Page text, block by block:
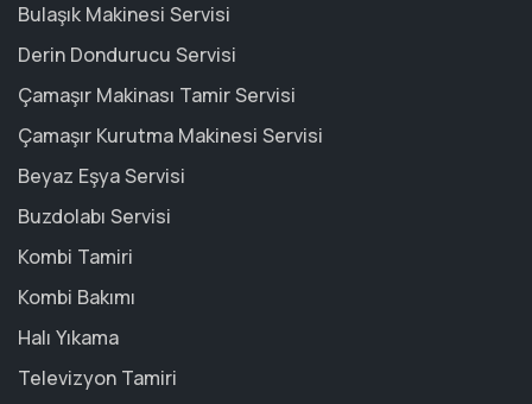
Bulaşık Makinesi Servisi
Derin Dondurucu Servisi
Çamaşır Makinası Tamir Servisi
Çamaşır Kurutma Makinesi Servisi
Beyaz Eşya Servisi
Buzdolabı Servisi
Kombi Tamiri
Kombi Bakımı
Halı Yıkama
Televizyon Tamiri